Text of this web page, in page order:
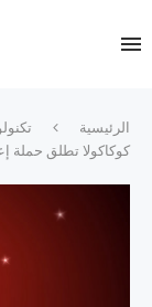
الرئيسية
كوكاكولا تطلق حملة